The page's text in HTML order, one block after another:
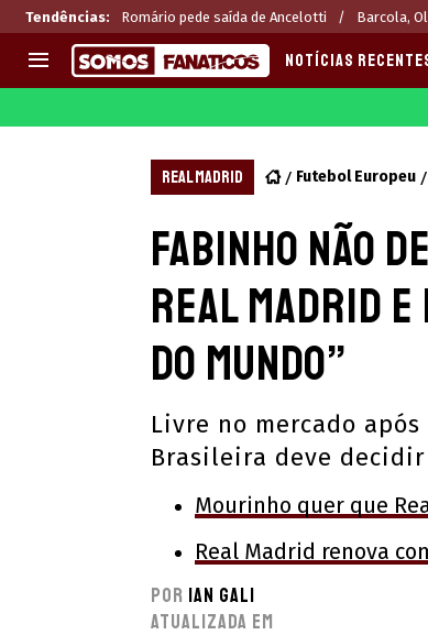
Tendências: Romário pede saída de Ancelotti Barcola,
CHAMPIONS LEAGUE
PREMIER LEAGUE
Melhores sites de
Últimas
CASAS DE APOSTAS
CÓDIGOS e OFERTAS
APPS
NOTÍCIAS
REAL MADRID Futebol Europeu
Fabinho não
Real Madrid
do mundo”
Livre no mercado
Brasileira deve
Mourinho quer que
Real Madrid renova
Por Ian Gali
Atualizada em